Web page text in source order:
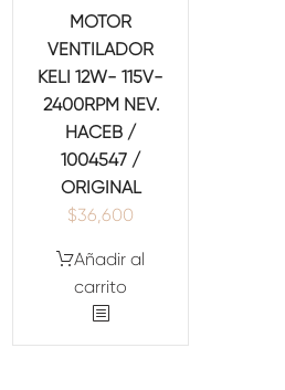
MOTOR
VENTILADOR
KELI 12W- 115V-
2400RPM NEV.
HACEB /
1004547 /
ORIGINAL
$36,600
Añadir al
carrito